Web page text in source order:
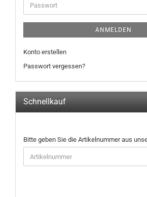
Passwort
ANMELDEN
Konto erstellen
Passwort vergessen?
Schnellkauf
BITTE
GEBEN
SIE
DIE
Bitte geben Sie die Artikelnummer aus